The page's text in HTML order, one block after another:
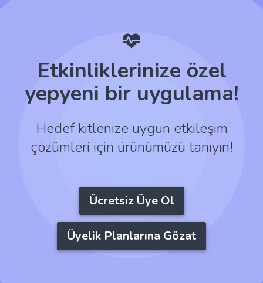
Etkinliklerinize özel
yepyeni bir uygulama!
Hedef kitlenize uygun etkileşim
çözümleri için ürünümüzü tanıyın!
Ücretsiz Üye Ol
Üyelik Planlarına Gözat